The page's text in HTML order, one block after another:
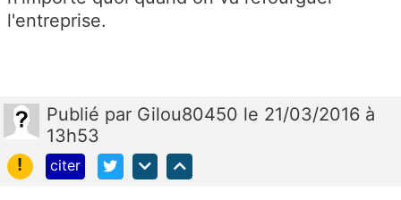
l'entreprise.
Publié par Gilou80450 le 21/03/2016 à
13h53
!
citer